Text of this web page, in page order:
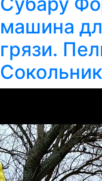
машина
грязи.